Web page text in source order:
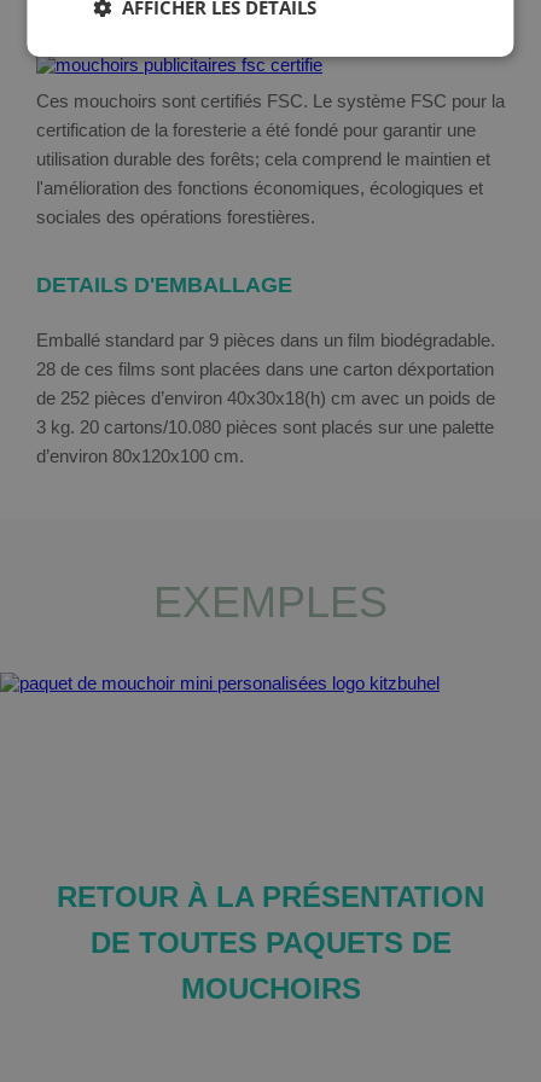
Ces mouchoirs sont certifiés FSC. Le système FSC pour la
certification de la foresterie a été fondé pour garantir une
utilisation durable des forêts; cela comprend le maintien et
l'amélioration des fonctions économiques, écologiques et
sociales des opérations forestières.
DETAILS D'EMBALLAGE
Emballé standard par 9 pièces dans un film biodégradable.
28 de ces films sont placées dans une carton déxportation
de 252 pièces d’environ 40x30x18(h) cm avec un poids de
3 kg. 20 cartons/10.080 pièces sont placés sur une palette
d’environ 80x120x100 cm.
EXEMPLES
RETOUR À LA PRÉSENTATION
DE TOUTES PAQUETS DE
MOUCHOIRS
AFFICHER LES DÉTAILS